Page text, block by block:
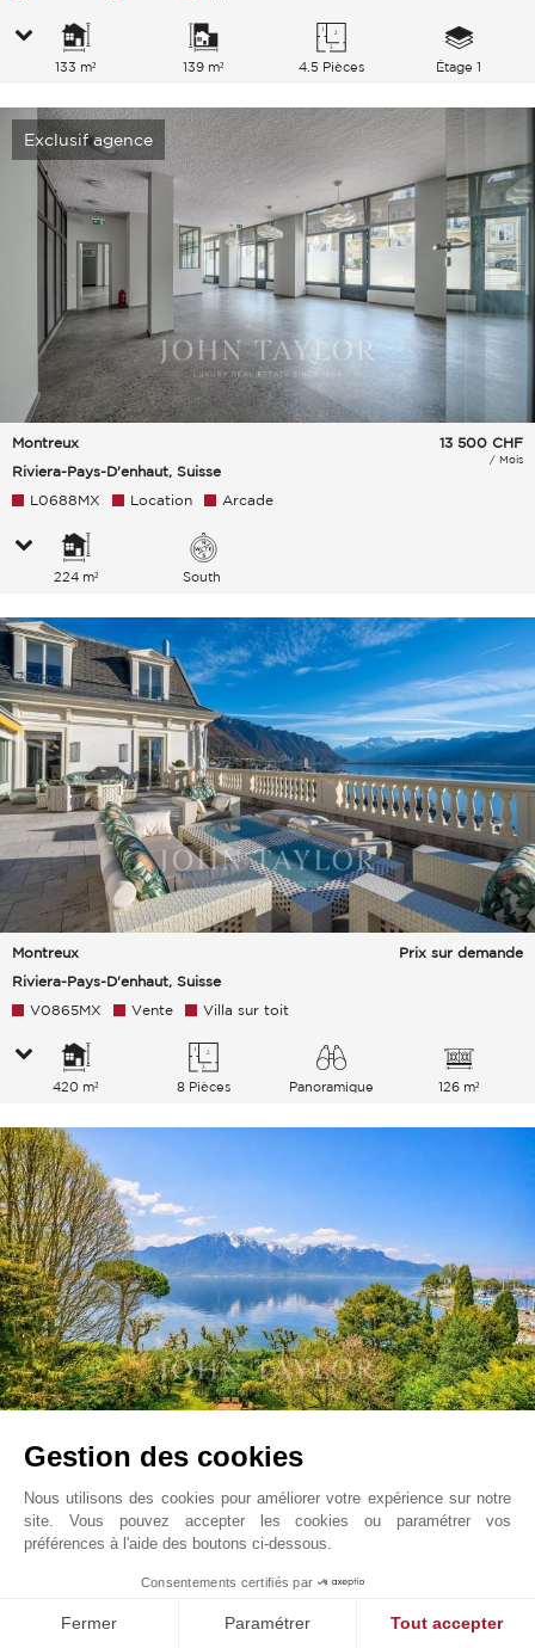
133 m² 139 m² 4.5 Pièces Étage 1
Exclusif agence
Montreux
Riviera-Pays-D'enhaut, Suisse
13 500 CHF
/ Mois
L0688MX Location Arcade
224 m² South
Montreux
Riviera-Pays-D'enhaut, Suisse
Prix sur demande
V0865MX Vente Villa sur toit
420 m² 8 Pièces
Panoramique
126 m²
Montreux
Riviera-Pays-D'enhaut, Suisse
V0336MX Vente Hôtel particulier
Lac Montagnes
Gestion des cookies
Nous utilisons des cookies pour améliorer votre expérience sur notre
site. Vous pouvez accepter les cookies ou paramétrer vos
préférences à l'aide des boutons ci-dessous.
Consentements certifiés par
Fermer Paramétrer Tout accepter